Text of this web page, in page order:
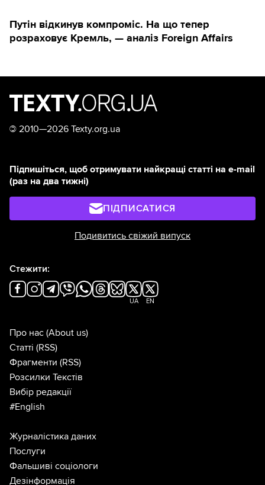
Путін відкинув компроміс. На що тепер
розраховує Кремль, — аналіз Foreign Affairs
© 2010—2026 Texty.org.ua
Підпишіться, щоб отримувати найкращі статті на e-mail
(раз на два тижні)
ПІДПИСАТИСЯ
Подивитись свіжий випуск
Стежити:
UA EN
Про нас (About us)
Статті (RSS)
Фрагменти (RSS)
Розсилки Текстів
Вибір редакції
#English
Журналістика даних
Послуги
Фальшиві соціологи
Дезінформація